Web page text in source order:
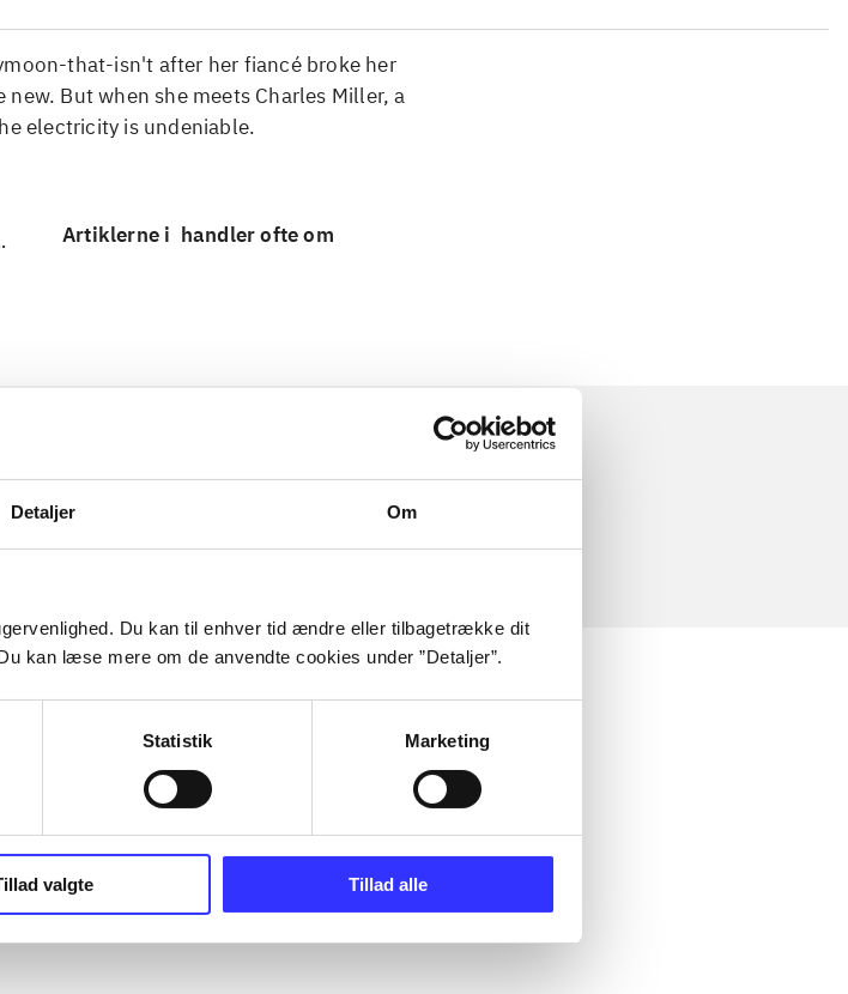
Detaljer Om
Du kan til enhver tid ændre eller tilbagetrække dit
kan læse mere om de anvendte cookies under ”Detaljer”.
Statistik Marketing
valgte Tillad alle
that-isn't after her fiancé broke her
But when she meets Charles Miller, a
electricity is undeniable.
Artiklerne i handler ofte om